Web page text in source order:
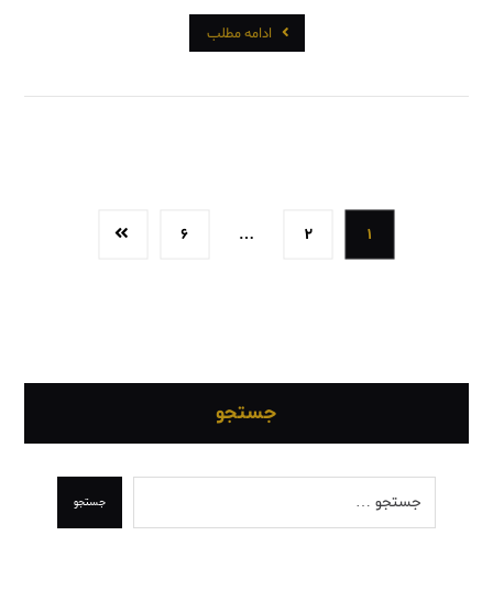
ادامه مطلب
۱ ۲ … ۶
جستجو
جستجو